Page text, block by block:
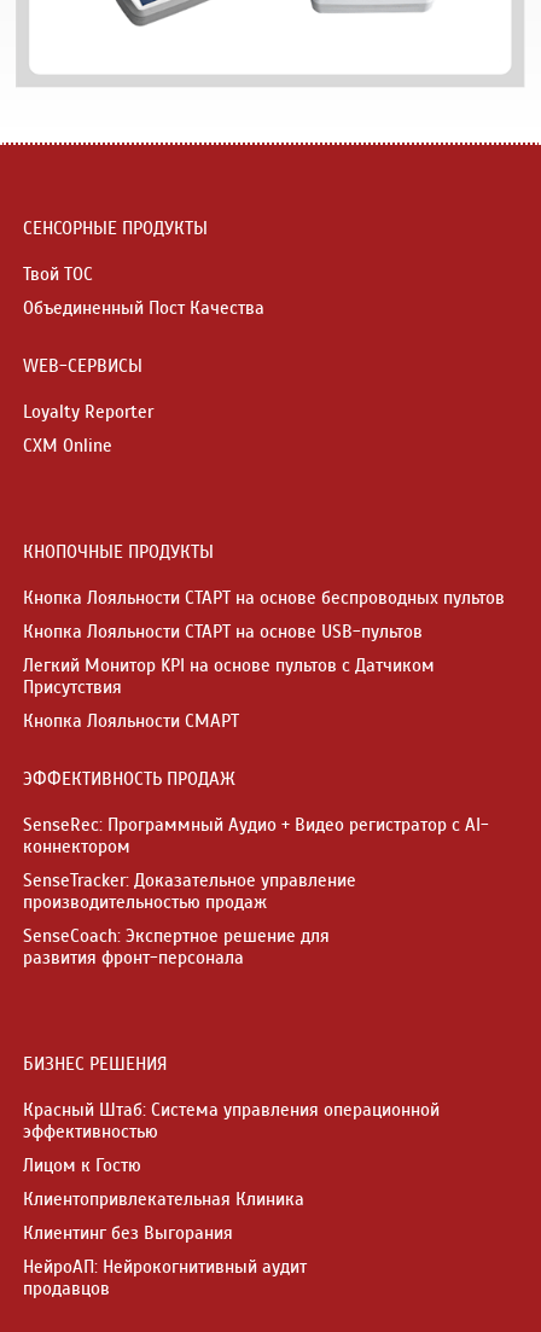
СЕНСОРНЫЕ ПРОДУКТЫ
Твой ТОС
Объединенный Пост Качества
WEB-СЕРВИСЫ
Loyalty Reporter
CXM Online
КНОПОЧНЫЕ ПРОДУКТЫ
Кнопка Лояльности СТАРТ на основе беспроводных пультов
Кнопка Лояльности СТАРТ на основе USB-пультов
Легкий Монитор KPI на основе пультов с Датчиком
Присутствия
Кнопка Лояльности СМАРТ
ЭФФЕКТИВНОСТЬ ПРОДАЖ
SenseRec: Программный Аудио + Видео регистратор с AI-
коннектором
SenseTracker: Доказательное управление
производительностью продаж
SenseCoach: Экспертное решение для
развития фронт-персонала
БИЗНЕС РЕШЕНИЯ
Красный Штаб: Система управления операционной
эффективностью
Лицом к Гостю
Клиентопривлекательная Клиника
Клиентинг без Выгорания
НейроАП: Нейрокогнитивный аудит
продавцов